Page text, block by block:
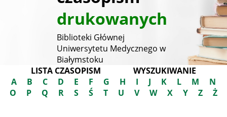
drukowanych
Biblioteki Głównej
Uniwersytetu Medycznego w
Białymstoku
LISTA CZASOPISM
WYSZUKIWANIE
A
B C D E F G H I J K L M
N
O
P Q R S Ś T U V W X Y Z Ż